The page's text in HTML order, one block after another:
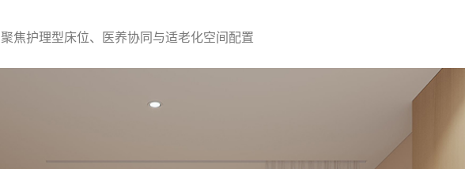
聚焦护理型床位、医养协同与适老化空间配置